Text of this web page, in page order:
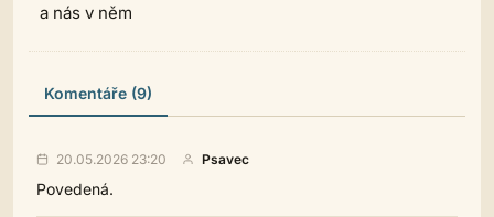
a nás v něm
Komentáře (9)
20.05.2026 23:20 Psavec
Povedená.